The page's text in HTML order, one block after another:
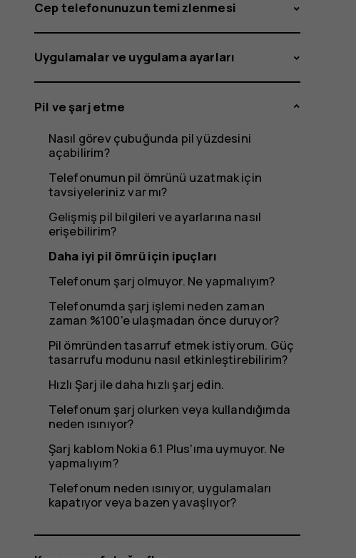
için
ipuçları
Cep telefonunuzun temizlenmesi
Uygulamalar ve uygulama ayarları
Pil ve şarj etme
Nasıl görev çubuğunda pil yüzdesini
açabilirim?
Telefonumun pil ömrünü uzatmak için
tavsiyeleriniz var mı?
Gelişmiş pil bilgileri ve ayarlarına nasıl
erişebilirim?
Daha iyi pil ömrü için ipuçları
Telefonum şarj olmuyor. Ne yapmalıyım?
Telefonumda şarj işlemi neden zaman
zaman %100'e ulaşmadan önce duruyor?
Pil ömründen tasarruf etmek istiyorum. Güç
tasarrufu modunu nasıl etkinleştirebilirim?
Hızlı Şarj ile daha hızlı şarj edin.
Telefonum şarj olurken veya kullandığımda
neden ısınıyor?
Şarj kablom Nokia 6.1 Plus'ıma uymuyor. Ne
yapmalıyım?
Telefonum neden ısınıyor, uygulamaları
kapatıyor veya bazen yavaşlıyor?